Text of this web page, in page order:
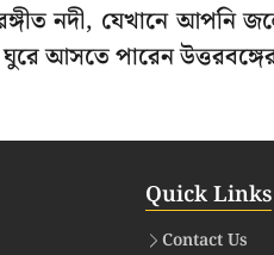
নদী, যেখানে আপনি
আসতে পারেন
Quick Links
Contact Us